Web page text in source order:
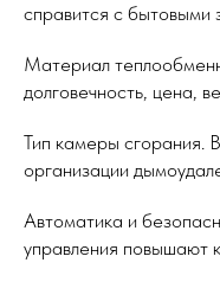
справится с бытовыми
Материал
долговечность, цена,
Тип камеры сгорания.
организации
Автоматика и
управления повышают